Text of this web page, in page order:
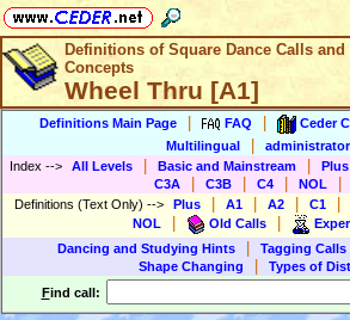
Definitions of Square Dance Calls and
Concepts
Wheel Thru [A1]
Definitions Main Page FAQ Ceder
Multilingual
administrator
Index --> All Levels Basic and Mainstream Plus
C3A C3B C4 NOL
Definitions (Text Only) --> Plus A1 A2 C1
NOL Old Calls
Dancing and Studying Hints
Tagging Calls
Shape Changing
Types of
Find call: